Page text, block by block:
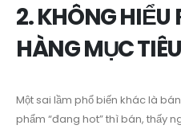
2. KHÔNG HIỂU
HÀNG MỤC TIÊU
Một sai lầm phổ biến khác là
phẩm “đang hot” thì bán, thấy